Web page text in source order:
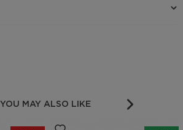
YOU MAY ALSO LIKE